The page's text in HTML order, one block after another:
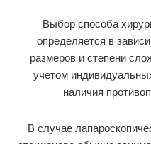
Выбор способа
определяется в
размеров и степени
учетом
наличия
В случае